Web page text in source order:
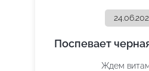
Поспевает
Ждем